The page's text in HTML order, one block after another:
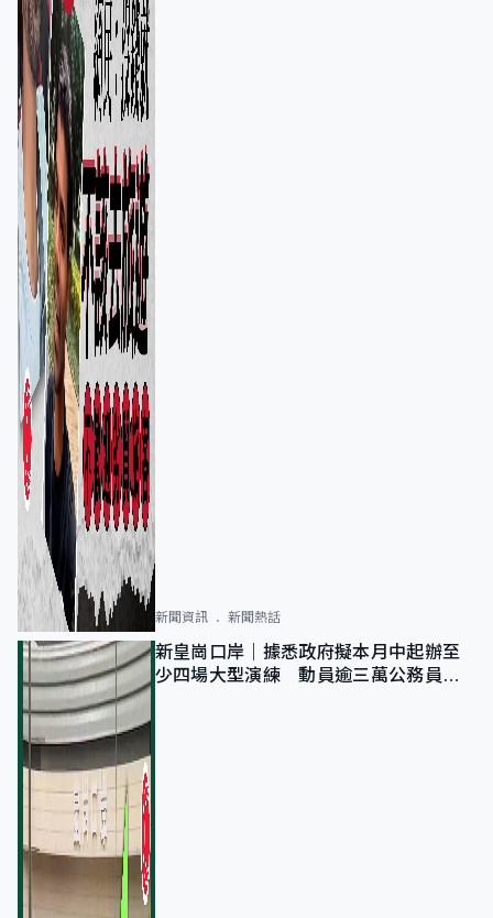
新聞資訊 新聞熱話
新皇崗口岸｜據悉政府擬本月中起辦至
少四場大型演練 動員逾三萬公務員人